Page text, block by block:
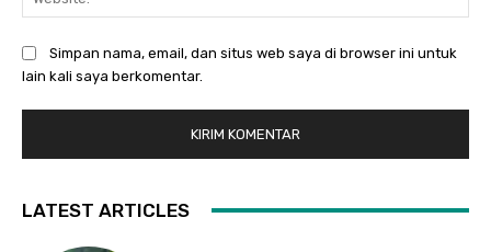
Simpan nama, email, dan situs web saya di browser ini untuk
lain kali saya berkomentar.
LATEST ARTICLES